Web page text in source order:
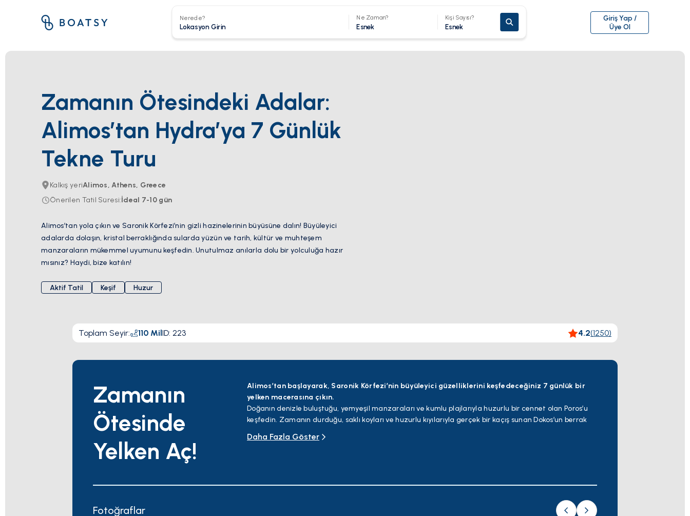
Nerede? Ne Zaman?
Esnek
Kişi Sayısı?
Esnek
Giriş Yap /
Üye Ol
Zamanın Ötesindeki Adalar:
Alimos’tan Hydra’ya 7 Günlük
Tekne Turu
Kalkış yeriAlimos, Athens, Greece
Önerilen Tatil Süresi:İdeal 7-10 gün
Alimos’tan yola çıkın ve Saronik Körfezi’nin gizli hazinelerinin büyüsüne dalın! Büyüleyici
adalarda dolaşın, kristal berraklığında sularda yüzün ve tarih, kültür ve muhteşem
manzaraların mükemmel uyumunu keşfedin. Unutulmaz anılarla dolu bir yolculuğa hazır
mısınız? Haydi, bize katılın!
Aktif Tatil Keşif Huzur
Toplam Seyir: 110 MilID: 223 4.2(1250)
Zamanın
Ötesinde
Yelken Aç!
Alimos’tan başlayarak, Saronik Körfezi’nin büyüleyici güzelliklerini keşfedeceğiniz 7 günlük bir
yelken macerasına çıkın.
Doğanın denizle buluştuğu, yemyeşil manzaraları ve kumlu plajlarıyla huzurlu bir cennet olan Poros’u
keşfedin. Zamanın durduğu, saklı koyları ve huzurlu kıyılarıyla gerçek bir kaçış sunan Dokos’un berrak
Spetses, tarihi köşkleri, canlı limanı ve çekici sokaklarıyla hem zarif hem de enerjik bir atmosfer
tamamlar.
Her durak, doğal manzaralardan kültürel zenginliklere kadar farklı bir deneyim sunarak, sizin kadar
dinamik bir yolculuk yaratır. Alimos’a geri dönün ve kalbinizde eşsiz anılarla dolu olarak Yunanistan’ın
Daha Fazla Göster
Fotoğraflar